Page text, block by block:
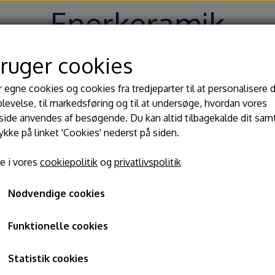
Enerkeramik
Hjem Shop
begitninger
til glasur
Værktøj
Modeller pinde
Passer og drejemål
Pensler og glasursprøjter
Blog Om Kontakt
nr 3
Kinesisk
35,00 kr.
cookies
egne cookies og cookies fra tredjeparter til at personalisere
til markedsføring og til at undersøge, hvordan vores
anvendes af besøgende. Du kan altid tilbagekalde dit
på linket 'Cookies' nederst på siden.
i vores cookiepolitik og privatlivspolitik
Nødvendige cookies
Funktionelle cookies
Statistik cookies